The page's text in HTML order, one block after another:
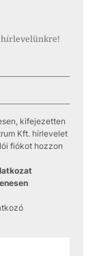
hírlevelünkre!
kifejezetten
Kft. hírlevelet
fiókot hozzon